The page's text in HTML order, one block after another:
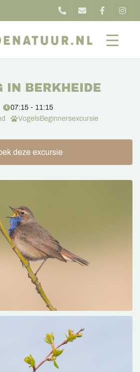
IN BERKHEIDE
07:15 - 11:15
VogelsBeginnersexcursie
deze excursie